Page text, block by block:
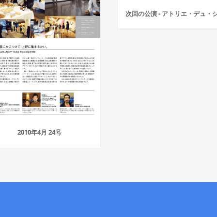
次回の公演 - アトリエ・デュ・
2010年4月 24号